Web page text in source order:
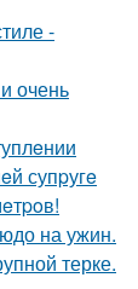
-
очень
супpугe
на ужин.
терке.